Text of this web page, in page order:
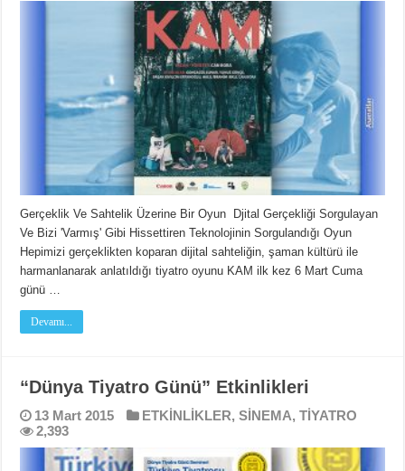
Gerçeklik Ve Sahtelik Üzerine Bir Oyun Djital Gerçekliği Sorgulayan
Ve Bizi 'Varmış' Gibi Hissettiren Teknolojinin Sorgulandığı Oyun
Hepimizi gerçeklikten koparan dijital sahteliğin, şaman kültürü ile
harmanlanarak anlatıldığı tiyatro oyunu KAM ilk kez 6 Mart Cuma
günü …
Devamı...
“Dünya Tiyatro Günü” Etkinlikleri
13 Mart 2015 ETKİNLİKLER,SİNEMA,TİYATRO
2,393